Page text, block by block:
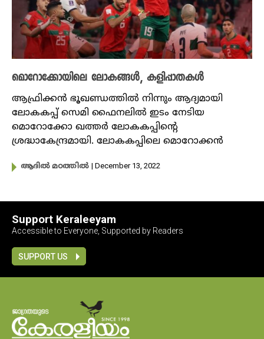
മൊറോക്കോയിലെ ലോകങ്ങൾ, കളിപ്പാതകൾ
ആഫ്രിക്കൻ ഭൂഖണ്ഡത്തിൽ നിന്നും ആദ്യമായി
ലോകകപ്പ് സെമി ഫൈനലിൽ ഇടം നേടിയ
മൊറോക്കോ ഖത്തർ ലോകകപ്പിന്റെ
ശ്രദ്ധാകേന്ദ്രമായി. ലോകകപ്പിലെ മൊറോക്കൻ
ആദിൽ മഠത്തിൽ | December 13, 2022
Support Keraleeyam
Accessible to Everyone, Supported by Readers
SUPPORT US